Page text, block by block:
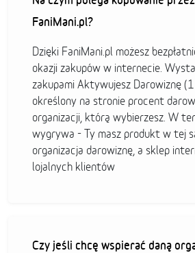
FaniMani.pl?
Dzięki FaniMani.pl możesz
okazji zakupów w internecie.
zakupami Aktywujesz Darowiznę
określony na stronie procent
organizacji, którą wybierzesz. W
wygrywa - Ty masz produkt w tej
organizacja darowiznę, a sklep
lojalnych klientów
Czy jeśli chcę wspierać daną